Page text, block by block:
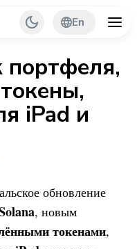
En
портфеля,
iPad и
обновление
, новым
токенами,